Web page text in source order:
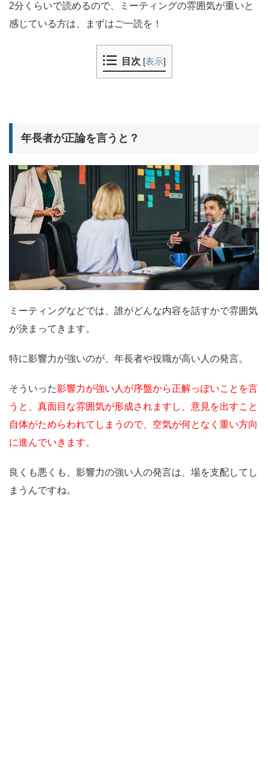
2分くらいで読めるので、ミーティングの雰囲気が重いと
感じている方は、まずはご一読を！
目次 [表示]
年長者が正論を言うと？
ミーティングなどでは、誰がどんな内容を話すかで雰囲気
が決まってきます。
特に影響力が強いのが、年長者や役職が高い人の発言。
そういった影響力が強い人が序盤から正解っぽいことを言
うと、真面目な雰囲気が形成されますし、意見を出すこと
自体がためらわれてしまうので、空気が何となく重い方向
に進んでいきます。
良くも悪くも、影響力の強い人の発言は、場を支配してし
まうんですね。